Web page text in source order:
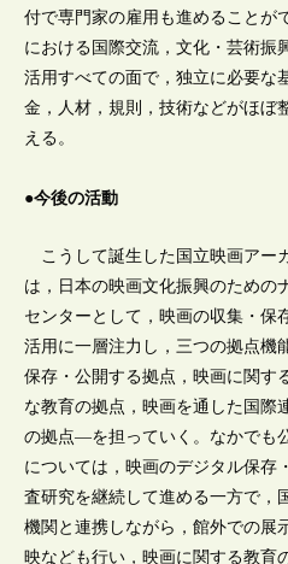
付で専門家の雇用も進めることが
における国際交流，文化・芸術振
活用すべての面で，独立に必要な
金，人材，規則，技術などがほぼ
える。
●今後の活動
こうして誕生した国立映画アー
は，日本の映画文化振興のための
センターとして，映画の収集・保
活用に一層注力し，三つの拠点機
保存・公開する拠点，映画に関す
な教育の拠点，映画を通した国際
の拠点―を担っていく。なかでも
については，映画のデジタル保存
査研究を継続して進める一方で，
機関と連携しながら，館外での展
映なども行い，映画に関する教育